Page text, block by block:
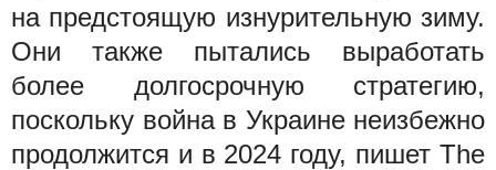
на предстоящую изнурительную зиму.
Они также пытались выработать
более долгосрочную стратегию,
поскольку война в Украине неизбежно
продолжится и в 2024 году, пишет The